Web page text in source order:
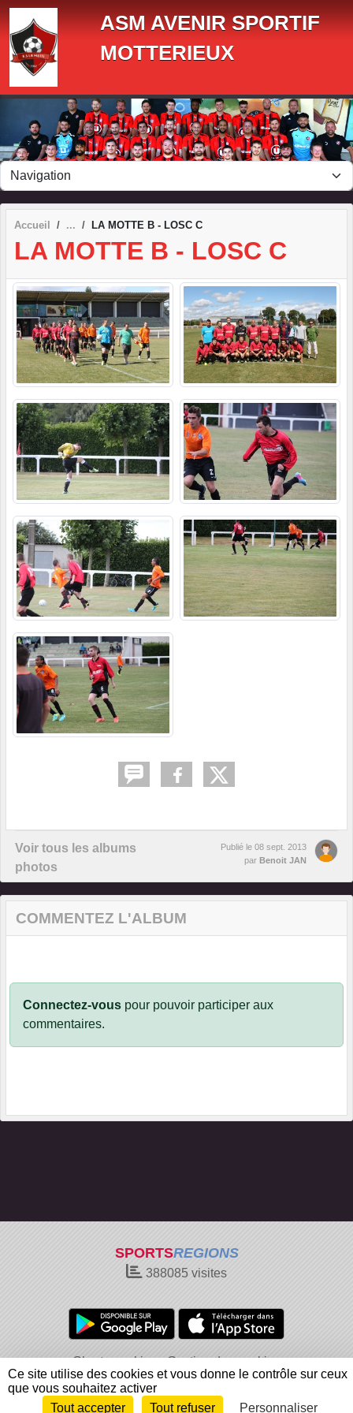
ASM AVENIR SPORTIF
MOTTERIEUX
Accueil LA MOTTE B - LOSC C
LA MOTTE B - LOSC C
Voir tous les albums
photos
Publié le 08 sept. 2013
par Benoit JAN
COMMENTEZ L'ALBUM
Connectez-vous pour pouvoir participer aux
commentaires.
SPORTSREGIONS
388085 visites
Charte cookies
Gestion des cookies
Informations légales
Signaler un contenu inapproprié
Envie de participer ? Connexion
Panneau de gestion des cookies
Ce site utilise des cookies et vous donne le contrôle sur ceux
que vous souhaitez activer
Tout accepter
Tout refuser Personnaliser